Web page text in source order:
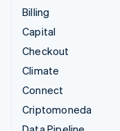
Billing
Capital
Checkout
Climate
Connect
Criptomoneda